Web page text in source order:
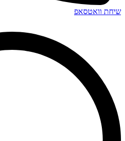
שיחת וואטסאפ